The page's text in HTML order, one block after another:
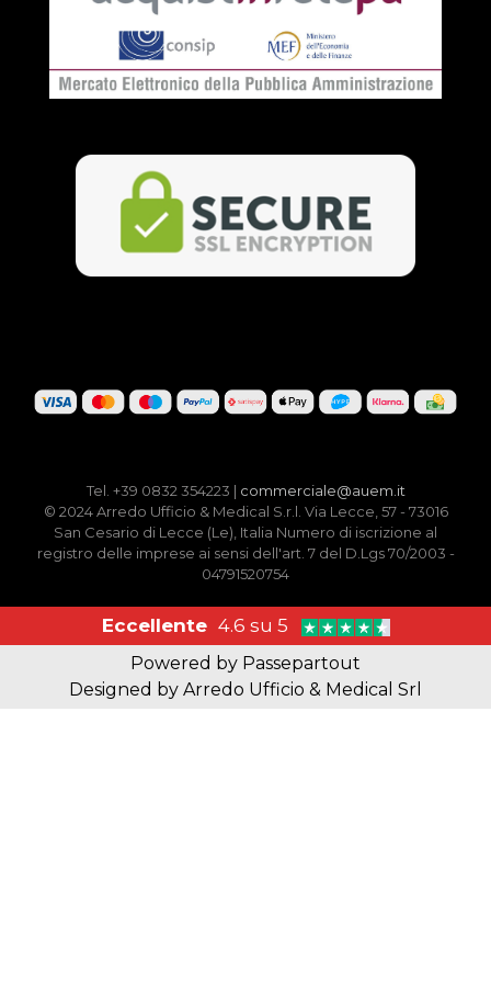
Tel. +39 0832 354223 | commerciale@auem.it
© 2024 Arredo Ufficio & Medical S.r.l. Via Lecce, 57 - 73016
San Cesario di Lecce (Le), Italia Numero di iscrizione al
registro delle imprese ai sensi dell'art. 7 del D.Lgs 70/2003 -
04791520754
Eccellente 4.6 su 5
Powered by Passepartout
Designed by Arredo Ufficio & Medical Srl